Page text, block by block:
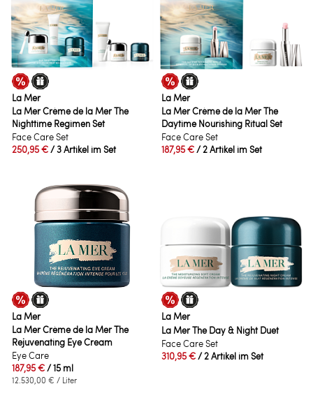
La Mer
La Mer Crème de la Mer The
Nighttime Regimen Set
Face Care Set
250,95 €/ 3 Artikel im Set
La Mer
La Mer Crème de la Mer The
Daytime Nourishing Ritual Set
Face Care Set
187,95 €/ 2 Artikel im Set
La Mer
La Mer Crème de la Mer The
Rejuvenating Eye Cream
Eye Care
187,95 €/ 15 ml
12.530,00 € / Liter
La Mer
La Mer The Day & Night Duet
Face Care Set
310,95 €/ 2 Artikel im Set